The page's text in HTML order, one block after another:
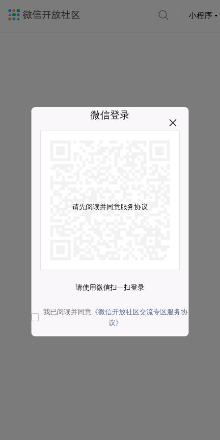
小程序
微信登录
请先阅读并同意服务协议
请使用微信扫一扫登录
我已阅读并同意 《微信开放社区交流专区服务协
议》